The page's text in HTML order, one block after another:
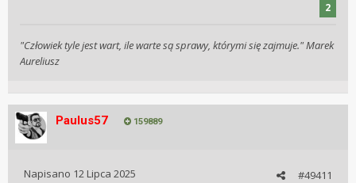
2
"Człowiek tyle jest wart, ile warte są sprawy, którymi się zajmuje." Marek
Aureliusz
Paulus57 159889
#49411
Napisano 12 Lipca 2025